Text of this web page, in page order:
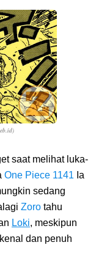
saat melihat luka-
One Piece 1141 Ia
sedang
Zoro tahu
Loki, meskipun
dan penuh